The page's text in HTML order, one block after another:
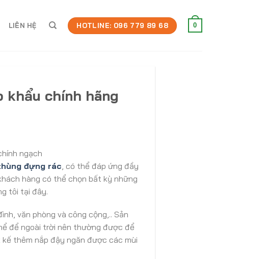
LIÊN HỆ HOTLINE: 096 779 89 68 0
khẩu chính hãng
ngạch
đựng rác , có thể đáp ứng đầy
hàng có thể chọn bất kỳ những
tôi tại đây.
văn phòng và công cộng,.. Sản
để ngoài trời nên thường được để
thêm nắp đậy ngăn được các mùi